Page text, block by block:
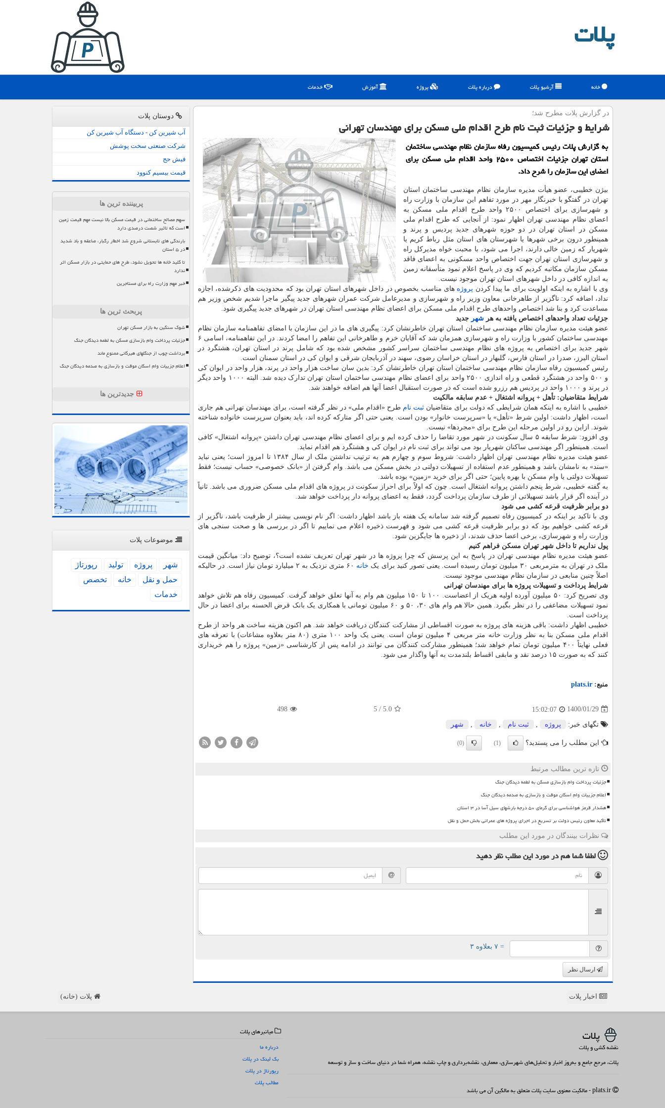
پلات
خانه آرشیو پلات درباره پلات پروژه آموزش خدمات
در گزارش پلات مطرح شد؛
شرایط و جزئیات ثبت نام طرح اقدام ملی مسكن برای مهندسان تهرانی
به گزارش پلات رئیس کمیسیون رفاه سازمان نظام مهندسی ساختمان
استان تهران جزئیات اختصاص ۲۵۰۰ واحد اقدام ملی مسکن برای
اعضای این سازمان را شرح داد.
بیژن خطیبی، عضو هیأت مدیره سازمان نظام مهندسی ساختمان استان
تهران در گفتگو با خبرنگار مهر در مورد تفاهم این سازمان با وزارت راه
و شهرسازی برای اختصاص ۲۵۰۰ واحد طرح اقدام ملی مسکن به
اعضای نظام مهندسی تهران اظهار نمود: از آنجایی که طرح اقدام ملی
مسکن در استان تهران در دو حوزه شهرهای جدید پردیس و پرند و
همینطور درون برخی شهرها یا شهرستان های استان مثل رباط کریم یا
شهریار که زمین خالی دارند، اجرا می شود، با محبت خواه مدیرکل راه
و شهرسازی استان تهران جهت اختصاص واحد مسکونی به اعضای فاقد
مسکن سازمان مکاتبه کردیم که وی در پاسخ اعلام نمود متأسفانه زمین
به اندازه کافی در داخل شهرهای استان تهران موجود نیست.
وی با اشاره به اینکه اولویت برای ما پیدا کردن پروژه های مناسب بخصوص در داخل شهرهای استان تهران بود که محدودیت های ذکرشده، اجازه
نداد، اضافه کرد: ناگزیر از طاهرخانی معاون وزیر راه و شهرسازی و مدیرعامل شرکت عمران شهرهای جدید پیگیر ماجرا شدیم شخص وزیر هم
مساعدت کرد و بنا شد اختصاص واحدهای طرح اقدام ملی مسکن برای اعضای نظام مهندسی استان تهران در شهرهای جدید پیگیری شود.
جزئیات تعداد واحدهای اختصاص یافته به هر شهر جدید
عضو هیئت مدیره سازمان نظام مهندسی ساختمان استان تهران خاطرنشان کرد: پیگیری های ما در این سازمان با امضای تفاهمنامه سازمان نظام
مهندسی ساختمان کشور با وزارت راه و شهرسازی همزمان شد که آقایان خرم و طاهرخانی این تفاهم را امضا کردند. در این تفاهمنامه، اسامی ۶
شهر جدید برای اختصاص به پروژه های نظام مهندسی ساختمان سراسر کشور مشخص شده بود که شامل پرند در استان تهران، هشتگرد در
استان البرز، صدرا در استان فارس، گلبهار در استان خراسان رضوی، سهند در آذربایجان شرقی و ایوان کی در استان سمنان است.
رئیس کمیسیون رفاه سازمان نظام مهندسی ساختمان استان تهران خاطرنشان کرد: بدین سان ساخت هزار واحد در پرند، هزار واحد در ایوان کی
و ۵۰۰ واحد در هشتگرد قطعی و راه اندازی ۲۵۰۰ واحد برای اعضای نظام مهندسی ساختمان استان تهران تدارک دیده شد. البته ۱۰۰۰ واحد دیگر
در پرند و ۱۰۰۰ واحد در پردیس هم رزرو شده است که در صورت استقبال اعضا آنها هم اضافه خواهند شد.
شرایط متقاضیان: تأهل + پروانه اشتغال + عدم سابقه مالکیت
خطیبی با اشاره به اینکه همان شرایطی که دولت برای متقاضیان ثبت نام طرح «اقدام ملی» در نظر گرفته است، برای مهندسان تهرانی هم جاری
است، اظهار داشت: اولین شرط «تأهل» یا «سرپرست خانوار» بودن است. یعنی حتی اگر متارکه کرده اند، باید بعنوان سرپرست خانواده شناخته
شوند. ازاین رو در اولین مرحله این طرح برای «مجردها» نیست.
وی افزود: شرط سابقه ۵ سال سکونت در شهر مورد تقاضا را حذف کرده ایم و برای اعضای نظام مهندسی تهران داشتن «پروانه اشتغال» کافی
است. همینطور اگر مهندسی ساکنان شهریار بود می تواند برای ثبت نام در ایوان کی و هشتگرد هم اقدام نماید.
عضو هیئت مدیره نظام مهندسی تهران اظهار داشت: شروط سوم و چهارم هم به ترتیب نداشتن ملک از سال ۱۳۸۴ تا امروز است؛ یعنی نباید
«سند» به نامشان باشد و همینطور عدم استفاده از تسهیلات دولتی در بخش مسکن می باشد. وام گرفتن از «بانک خصوصی» حساب نیست؛ فقط
تسهیلات دولتی یا وام مسکن با بهره پایین؛ حتی اگر برای خرید «زمین» بوده باشد.
به گفته خطیبی، شرط پنجم داشتن پروانه اشتغال است. چون که اولاً برای احراز سکونت در پروژه های اقدام ملی مسکن ضروری می باشد. ثانیاً
در آینده اگر قرار باشد تسهیلاتی از طرف سازمان پرداخت گردد، فقط به اعضای پروانه دار پرداخت خواهد شد.
دو برابر ظرفیت قرعه کشی می شود
وی با تاکید بر اینکه در کمیسیون رفاه تصمیم گرفته شد سامانه یک هفته باز باشد اظهار داشت: اگر نام نویسی بیشتر از ظرفیت باشد، ناگزیر از
قرعه کشی خواهیم بود که دو برابر ظرفیت قرعه کشی می شود و فهرست ذخیره اعلام می نماییم تا اگر در بررسی ها و صحت سنجی های
وزارت راه و شهرسازی، برخی اعضا حذف شدند، از ذخیره ها جایگزین شود.
پول نداریم تا داخل شهر تهران مسکن فراهم کنیم
عضو هیئت مدیره نظام مهندسی تهران در پاسخ به این پرسش که چرا پروژه ها در شهر تهران تعریف نشده است؟، توضیح داد: میانگین قیمت
ملک در تهران به مترمربعی ۳۰ میلیون تومان رسیده است. یعنی تصور کنید برای یک
خانه
۶۰ متری نزدیک به ۲ میلیارد تومان نیاز است. در حالیکه
اصلاً چنین منابعی در سازمان نظام مهندسی موجود نیست.
شرایط پرداخت و تسهیلات پروژه ها برای مهندسان تهرانی
وی تصریح کرد: ۵۰ میلیون آورده اولیه هریک از اعضاست. ۱۰۰ تا ۱۵۰ میلیون هم وام به آنها تعلق خواهد گرفت. کمیسیون رفاه هم تلاش خواهد
نمود تسهیلات مضاعفی را در نظر بگیرد. همین حالا هم وام های ۳۰، ۵۰ و ۶۰ میلیون تومانی با همکاری یک بانک قرض الحسنه برای اعضا در حال
پرداخت است.
خطیبی اظهار داشت: باقی هزینه های پروژه به صورت اقساطی از مشارکت کنندگان دریافت خواهد شد. هم اکنون هزینه ساخت هر واحد از طرح
اقدام ملی مسکن بنا به نظر وزارت خانه متر مربعی ۴ میلیون تومان است. یعنی یک واحد ۱۰۰ متری (۸۰ متر بعلاوه مشاعات) با تعرفه های
فعلی نهایتاً ۴۰۰ میلیون تومان تمام خواهد شد؛ همینطور مشارکت کنندگان می توانند در ادامه پس از کارشناسی «زمین» پروژه را هم خریداری
کنند که به صورت ۱۵ درصد نقد و مابقی اقساط بلندمدت به آنها واگذار می شود.
منبع: plats.ir
1400/01/29
15:02:07
5.0
/
5
498
تگهای خبر: پروژه ثبت نام خانه شهر
این مطلب را می پسندید؟ (1)
(0)
تازه ترین مطالب مرتبط
جزئیات پرداخت وام بازسازی مسکن به لطمه دیدگان جنگ
اعلام جزییات وام اسکان موقت و بازسازی به صدمه دیدگان جنگ
هشدار قرمز هواشناسی برای گرمای ۵۰ درجه بارشهای سیل آسا در ۳ استان
تاکید معاون رئیس دولت بر تسریع در اجرای پروژه های عمرانی بخش حمل و نقل
نظرات بینندگان در مورد این مطلب
لطفا شما همدر مورد این مطلبنظر دهید
= ۷ بعلاوه ۳
ارسال نظر
دوستان پلات
آب شیرین کن - دستگاه آب شیرین کن
شرکت صنعتی سخت پوشش
فیش حج
قیمت بیسیم کنوود
پربیننده ترین ها
سهم مصالح ساختمانی در قیمت مسکن بالا نیست مهم قیمت زمین
است که تاثیر شصت درصدی دارد
بارندگی های تابستانی شروع شد اخطار رگبار، صاعقه و باد شدید
در ۵ استان
تا کلید خانه ها تحویل نشود، طرح های حمایتی در بازار مسکن اثر
ندارد
خبر مهم وزارت راه برای مستاجرین
پربحث ترین ها
شوک سنگین به بازار مسکن تهران
جزئیات پرداخت وام بازسازی مسکن به لطمه دیدگان جنگ
برداشت چوب از جنگلهای هیرکانی ممنوع ماند
اعلام جزییات وام اسکان موقت و بازسازی به صدمه دیدگان جنگ
جدیدترین ها
موضوعات پلات
شهر پروژه تولید
رپورتاژ
حمل و نقل
خانه
تخصص
خدمات
اخبار پلات پلات (خانه)
پلات
نقشه کشی و پلات
پلات، مرجع جامع و به‌روز اخبار و تحلیل‌های شهرسازی، معماری، نقشه‌برداری و چاپ نقشه، همراه شما در دنیای ساخت و ساز و توسعه
میانبرهای پلات
درباره ما
بک لینک در پلات
رپورتاژ در پلات
مطالب پلات